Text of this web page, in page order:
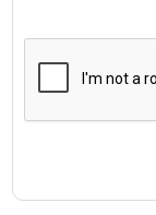
enviar.